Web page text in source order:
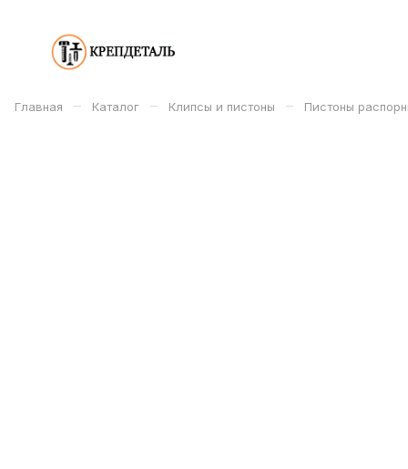
Главная – Каталог – Клипсы и пистоны – Пистоны